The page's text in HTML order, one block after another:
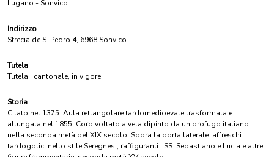
Lugano - Sonvico
Indirizzo
Strecia de S. Pedro 4, 6968 Sonvico
Tutela
Tutela: cantonale, in vigore
Storia
Citato nel 1375. Aula rettangolare tardomedioevale trasformata e
allungata nel 1855. Coro voltato a vela dipinto da un profugo italiano
nella seconda metà del XIX secolo. Sopra la porta laterale: affreschi
tardogotici nello stile Seregnesi, raffiguranti i SS. Sebastiano e Lucia e altre